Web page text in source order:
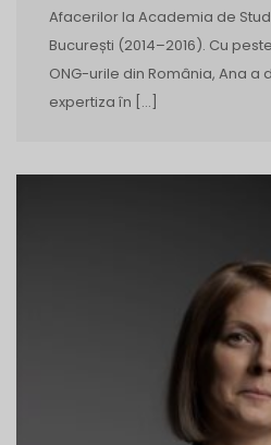
Afacerilor la Academia de
București (2014–2016). Cu
ONG-urile din România, Ana a
expertiza în […]